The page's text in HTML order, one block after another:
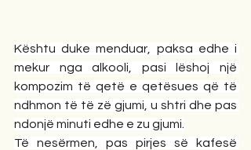
Kështu duke menduar, paksa edhe i
mekur nga alkooli, pasi lëshoj një
kompozim të qetë e qetësues që të
ndhmon të të zë gjumi, u shtri dhe pas
ndonjë minuti edhe e zu gjumi.
Të nesërmen, pas pirjes së kafesë